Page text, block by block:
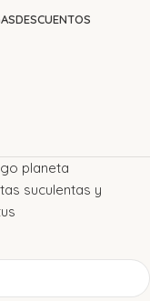
DESCUENTOS